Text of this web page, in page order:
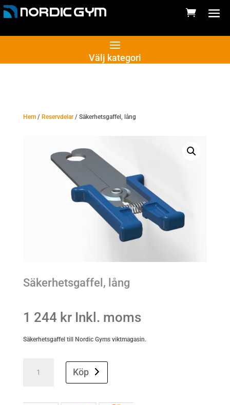
Välj kategori
Hem/ Reservdelar/ Säkerhetsgaffel, lång
Säkerhetsgaffel, lång
1 244 kr Inkl. moms
Säkerhetsgaffel till Nordic Gyms viktmagasin.
Säkerhetsgaffel,
quantity
Köp